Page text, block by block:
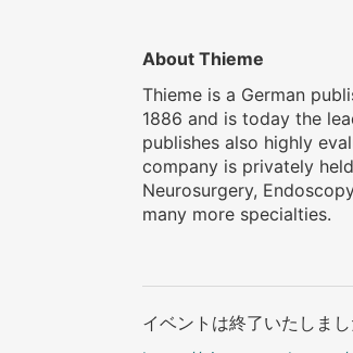
About Thieme
Thieme is a German
1886 and is today the
publishes also highly
company is privately
Neurosurgery,
many more specialties.
イベントは終了いたしま